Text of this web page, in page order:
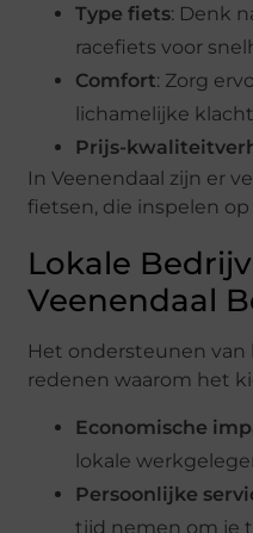
Type fiets: Denk
racefiets voor
Comfort: Zorg
lichamelijke
Prijs-
In Veenendaal zijn er
fietsen, die inspelen
Lokale
Veenendaal
Het ondersteunen van
redenen waarom het
Economische
lokale
Persoonlijke
tijd nemen om je